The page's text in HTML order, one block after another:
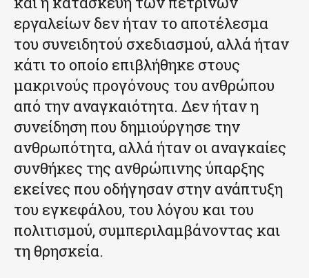
εργαλείων δεν ήταν το αποτέλεσμα
του συνειδητού σχεδιασμού, αλλά ήταν
κάτι το οποίο επιβλήθηκε στους
μακρινούς προγόνους του ανθρώπου
από την αναγκαιότητα. Δεν ήταν η
συνείδηση που δημιούργησε την
ανθρωπότητα, αλλά ήταν οι αναγκαίες
συνθήκες της ανθρώπινης ύπαρξης
εκείνες που οδήγησαν στην ανάπτυξη
του εγκεφάλου, του λόγου και του
πολιτισμού, συμπεριλαμβάνοντας και
τη θρησκεία.